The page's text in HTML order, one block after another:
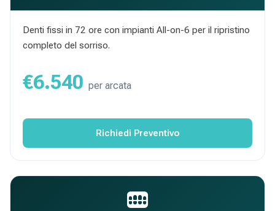
Denti fissi in 72 ore con impianti All-on-6 per il ripristino
completo del sorriso.
€6.540 per arcata
Richiedi Preventivo